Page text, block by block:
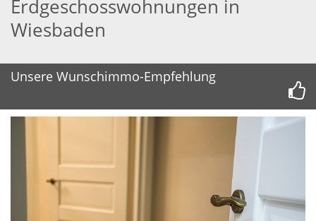
Erdgeschosswohnungen in
Wiesbaden
Unsere Wunschimmo-Empfehlung